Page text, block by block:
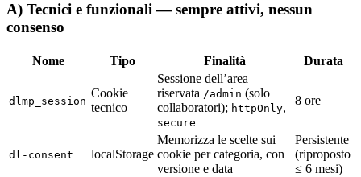
A) Tecnici e funzionali — sempre attivi, nessun
consenso
Nome Tipo Finalità Durata
dlmp_session
Cookie
tecnico
Sessione dell’area
riservata /admin (solo
collaboratori); httpOnly,
secure
8 ore
dl-consent localStorage
Memorizza le scelte sui
cookie per categoria, con
versione e data
Persistente
(riproposto
≤ 6 mesi)